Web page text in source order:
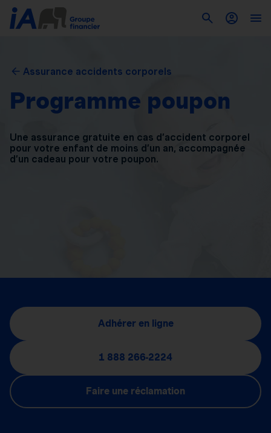
Assurance accidents corporels
Programme poupon
Une assurance gratuite en cas d’accident corporel
pour votre enfant de moins d’un an, accompagnée
d’un cadeau pour votre poupon.
Adhérer en ligne
1 888 266-2224
Faire une réclamation